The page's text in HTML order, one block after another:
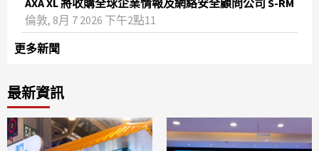
AXA XL 將收購全球企業情報及網絡安全顧問公司 S-RM
倫敦, 8月 7 2026 下午2點11
更多新聞
最新資訊